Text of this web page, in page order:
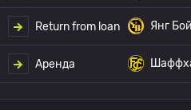
Return from loan Янг
Аренда